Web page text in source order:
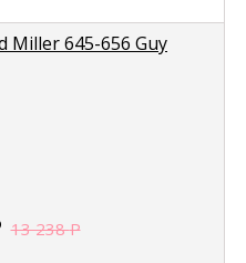
Miller 645-656 Guy
13 238Р